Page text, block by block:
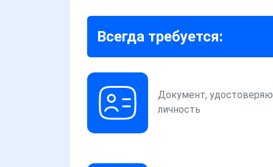
Всегда требуется:
Документ,
личность